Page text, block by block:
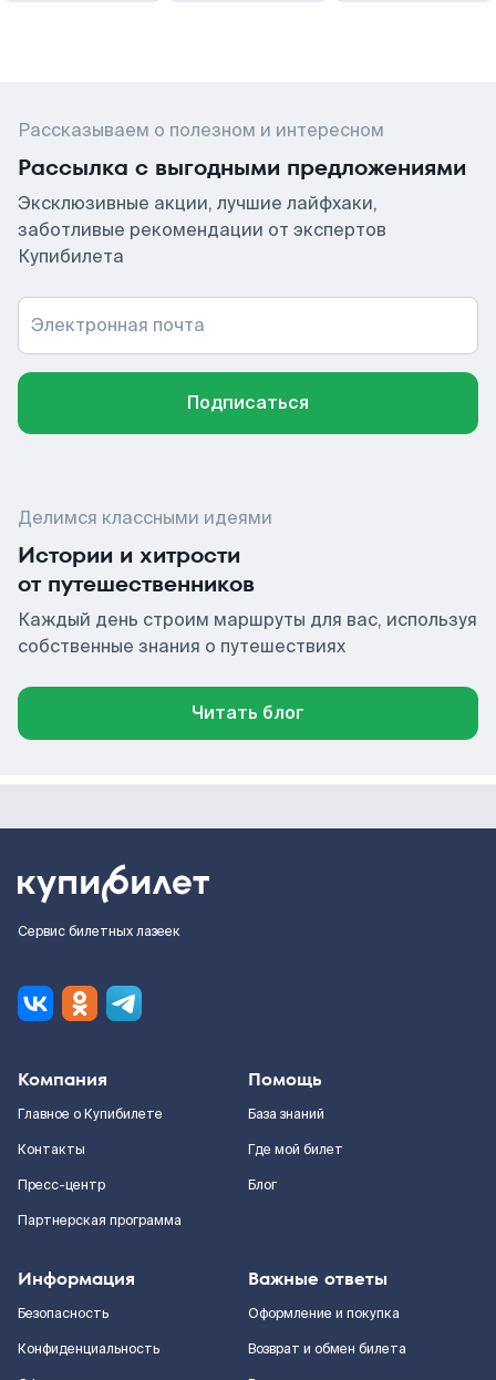
Рассказываем о полезном и интересном
Рассылка с выгодными предложениями
Эксклюзивные акции, лучшие лайфхаки,
заботливые рекомендации от экспертов
Купибилета
Электронная почта
Подписаться
Делимся классными идеями
Истории и хитрости
от путешественников
Каждый день строим маршруты для вас, используя
собственные знания о путешествиях
Читать блог
Сервис билетных лазеек
Компания
Главное о Купибилете
Контакты
Пресс-центр
Партнерская программа
Помощь
База знаний
Где мой билет
Блог
Информация
Безопасность
Конфиденциальность
Важные ответы
Оформление и покупка
Возврат и обмен билета